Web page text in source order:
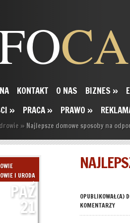
KONTAKT O NAS BIZNES »
» PRACA » PRAWO »
» Najlepsze domowe sposoby na
I URODA
PAŹ
21 OPUBLIKOWAŁ(A)
KOMENTARZY